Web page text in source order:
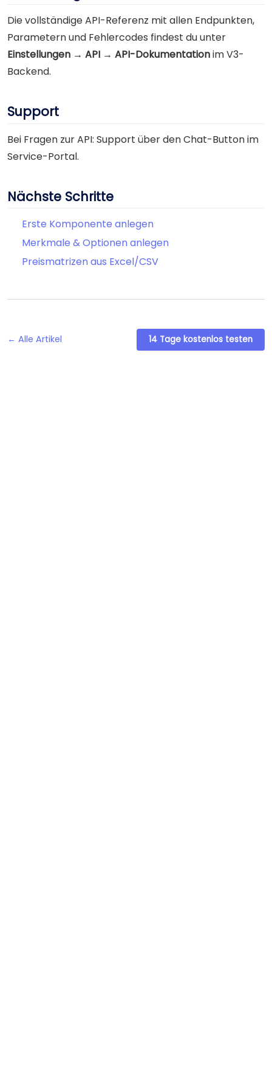
Die vollständige API-Referenz mit allen Endpunkten,
Parametern und Fehlercodes findest du unter
Einstellungen → API → API-Dokumentationim V3-
Backend.
Support
Bei Fragen zur API: Support über den Chat-Button im
Service-Portal.
Nächste Schritte
Erste Komponente anlegen
Merkmale & Optionen anlegen
Preismatrizen aus Excel/CSV
← Alle Artikel 14 Tage kostenlos testen